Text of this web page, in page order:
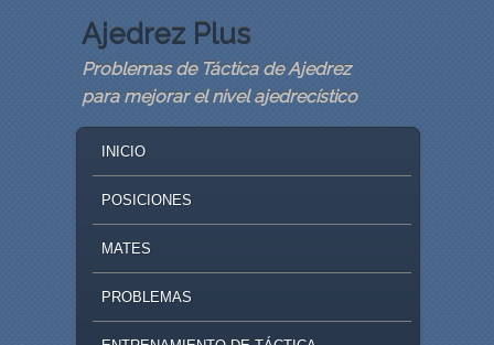
Ajedrez Plus
Problemas de Táctica de Ajedrez
para mejorar el nivel ajedrecístico
SKIP TO PRIMARY CONTENT
SKIP TO SECONDARY CONTENT
INICIO
POSICIONES
MATES
PROBLEMAS